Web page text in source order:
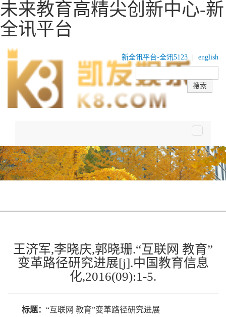
未来教育高精尖创新中心-新
全讯平台
新全讯平台-全讯5123 english
toggle
navigation
王济军,李晓庆,郭晓珊.“互联网 教育”
变革路径研究进展[j].中国教育信息
化,2016(09):1-5.
标题： “互联网 教育”变革路径研究进展